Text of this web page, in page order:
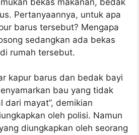
Pertanyaannya, untuk apa
barus tersebut? Mengapa
sedangkan ada bekas
rumah tersebut.
kapur barus dan bedak bayi
bau yang tidak
dari mayat”, demikian
oleh polisi. Namun
diungkapkan oleh seorang